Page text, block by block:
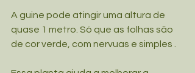
A guine pode atingir uma altura de
quase 1 metro. Só que as folhas são
de cor verde, com nervuas e simples .